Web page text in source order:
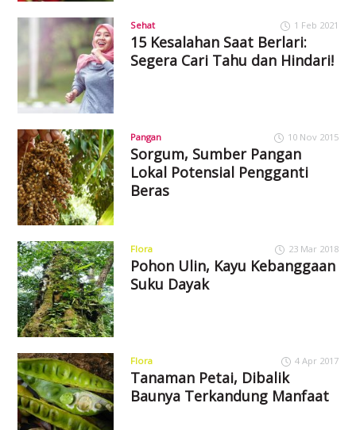
Sehat 1 Feb 2021
15 Kesalahan Saat Berlari:
Segera Cari Tahu dan Hindari!
Pangan 10 Nov 2015
Sorgum, Sumber Pangan
Lokal Potensial Pengganti
Beras
Flora 23 Mar 2018
Pohon Ulin, Kayu Kebanggaan
Suku Dayak
Flora 4 Apr 2017
Tanaman Petai, Dibalik
Baunya Terkandung Manfaat